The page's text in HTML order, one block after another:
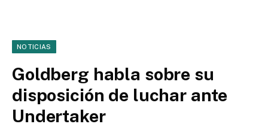
NOTICIAS
Goldberg habla sobre su
disposición de luchar ante
Undertaker